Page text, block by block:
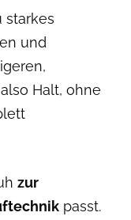
starkes
und
Halt, ohne
zur
passt.